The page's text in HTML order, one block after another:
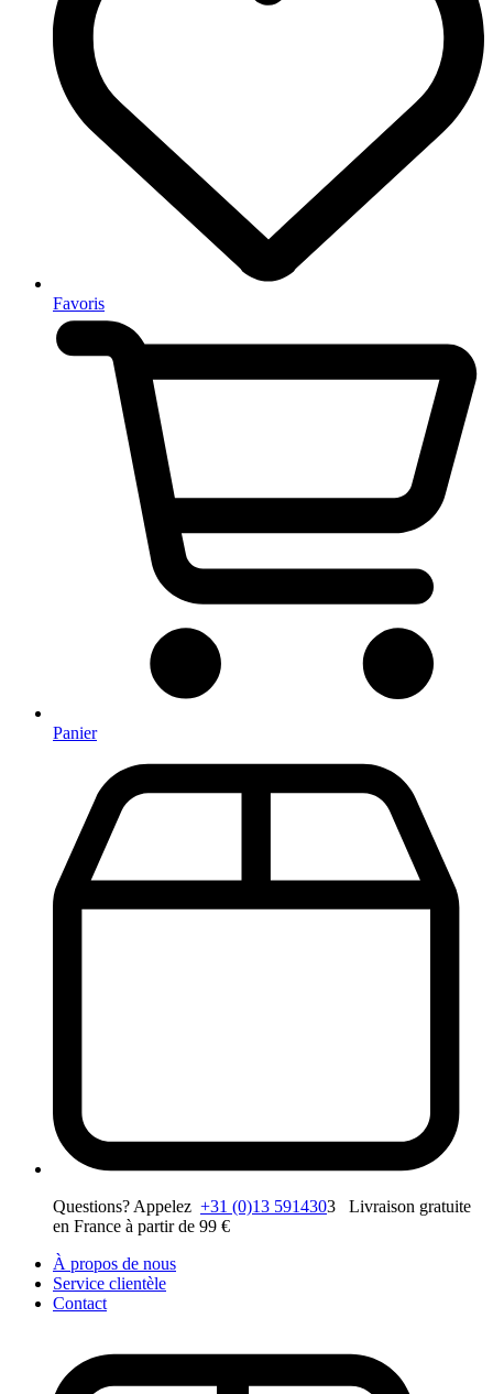
Favoris
Panier
Questions? Appelez +31 (0)13 5914303 Livraison gratuite
en France à partir de 99 €
À propos de nous
Service clientèle
Contact